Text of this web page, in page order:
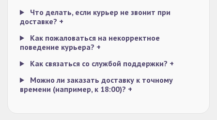
Что делать, если курьер не звонит при
доставке? +
Как пожаловаться на некорректное
поведение курьера? +
Как связаться со службой поддержки? +
Можно ли заказать доставку к точному
времени (например, к 18:00)? +